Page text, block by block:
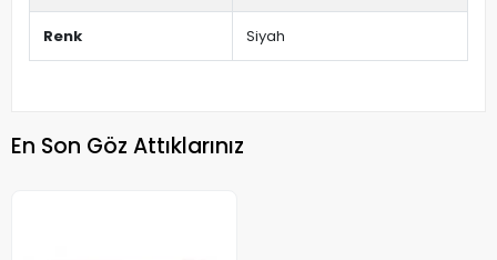
Renk Siyah
En Son Göz Attıklarınız